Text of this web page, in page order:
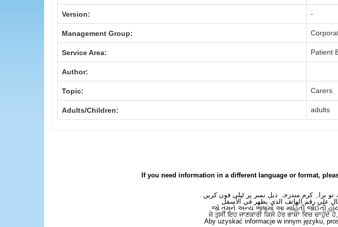
Version: -
Management Group:
Service Area: Patient
Author:
Topic: Carers
Adults/Children: adults
If you need information in a different language or format,
براہِ کرم مندرجہ ذیل نمبر پر ٹیلی فون کریں۔
على رقم الهاتف الذي يظهر في الأسفل
જો તમને અન્ય ભાષામાં આ માહિતી જોઈતી
ਜੇ ਤੁਸੀਂ ਇਹ ਜਾਣਕਾਰੀ ਕਿਸੇ ਹੋਰ ਭਾਸ਼ਾ ਵਿਚ ਚਾਹੁੰਦੇ
Aby uzyskać informacje w innym języku,